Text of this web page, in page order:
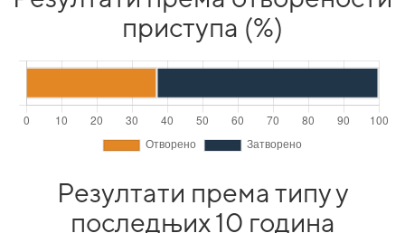
приступа (%)
Резултати према типу у
последњих 10 година